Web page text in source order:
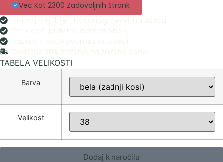
Več Kot 2300 Zadovoljnih Strank
TABELA VELIKOSTI
Barva
Velikost
Dodaj k naročilu